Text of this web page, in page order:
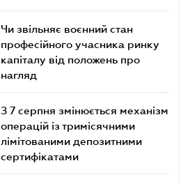
Чи звільняє воєнний стан
професійного учасника ринку
капіталу від положень про
нагляд
З 7 серпня змінюється механізм
операцій із тримісячними
лімітованими депозитними
сертифікатами